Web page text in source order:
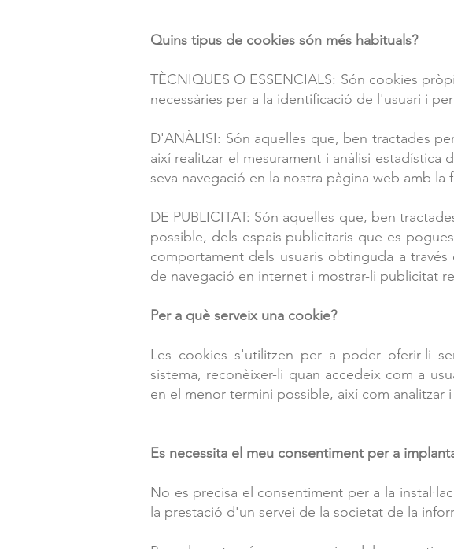
Quins tipus de cookies són més habituals?
TÈCNIQUES O ESSENCIALS: Són cookies
necessàries per a la identificació de l'usuari i
D'ANÀLISI: Són aquelles que, ben tractades
així realitzar el mesurament i anàlisi estadística
seva navegació en la nostra pàgina web amb
​DE PUBLICITAT: Són aquelles que, ben
possible, dels espais publicitaris que es
comportament dels usuaris obtinguda a
de navegació en internet i mostrar-li publicitat
Per a què serveix una cookie?
Les cookies s'utilitzen per a poder oferir-li
sistema, reconèixer-li quan accedeix com a
en el menor termini possible, així com analitzar
Es necessita el meu consentiment per a
​No es precisa el consentiment per a la
la prestació d'un servei de la societat de la